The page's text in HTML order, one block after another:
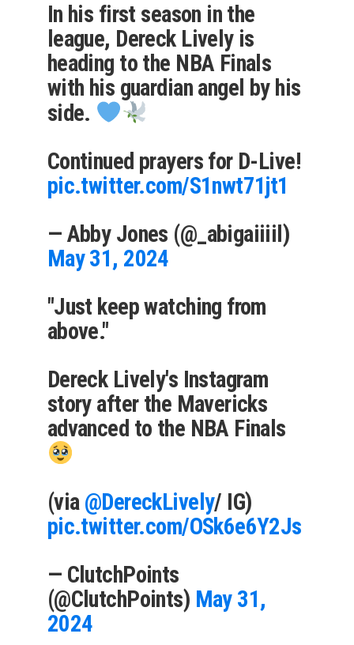
In his first season in the
league, Dereck Lively is
heading to the NBA Finals
with his guardian angel by his
side.
Continued prayers for D-Live!
pic.twitter.com/S1nwt71jt1
— Abby Jones (@_abigaiiiil)
May 31, 2024
"Just keep watching from
above."
Dereck Lively's Instagram
story after the Mavericks
advanced to the NBA Finals
(via @DereckLively/ IG)
pic.twitter.com/OSk6e6Y2Js
— ClutchPoints
(@ClutchPoints) May 31,
2024